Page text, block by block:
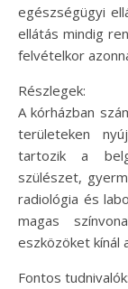
egészségügyi
ellátás mindig
felvételkor
Részlegek:
A kórházban
területeken
tartozik a
szülészet,
radiológia és
magas
eszközöket kínál
Fontos tudnivalók: